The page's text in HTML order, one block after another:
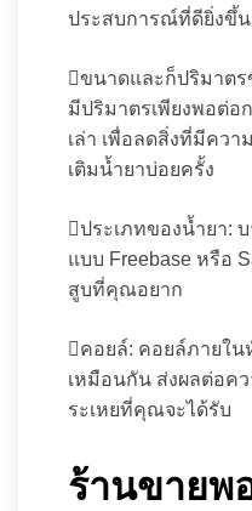
ประสบการณ์ที่ดียิ่งขึ้น
ขนาดและก็ปริมาต
มีปริมาตรเพียงพอต่อ
เล่า เพื่อลดสิ่งที่มีควา
เติมน้ำยาบ่อยครั้ง
ประเภทของน้ำยา:
แบบ Freebase หรือ
สูบที่คุณอยาก
คอยล์: คอยล์ภายใ
เหมือนกัน ส่งผลต่อค
ระเหยที่คุณจะได้รับ
ร้านขายพ